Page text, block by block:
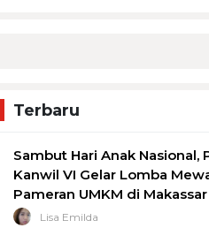
Terbaru
Sambut Hari Anak Nasional,
Kanwil VI Gelar Lomba
Pameran UMKM di Makassar
Lisa Emilda